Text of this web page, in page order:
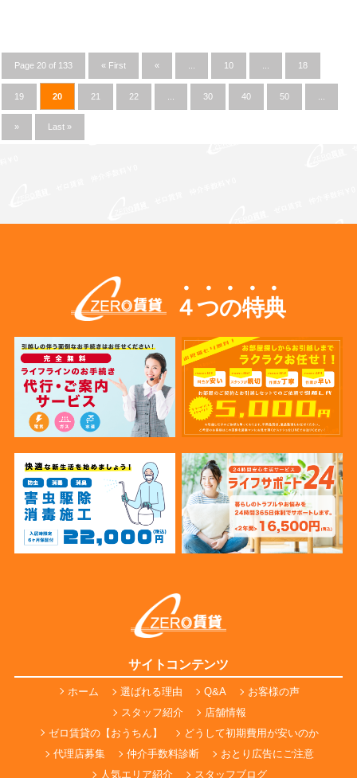
Page 20 of 133 « First « 10 18
19 20 21 22 30 40 50
» Last »
４つの特典
サイトコンテンツ
ホーム 選ばれる理由 Q&A
お客様の声
スタッフ紹介
店舗情報
ゼロ賃貸の【おうちん】
どうして初期費用が安いのか
代理店募集
仲介手数料診断
おとり広告にご注意
人気エリア紹介
スタッフブログ